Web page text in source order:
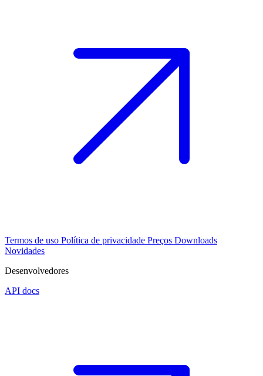
Termos de uso Política de privacidade Preços Downloads
Novidades
Desenvolvedores
API docs